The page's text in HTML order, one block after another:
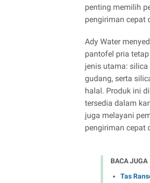
penting memilih
pengiriman cepat
Ady Water
pantofel pria
jenis utama:
gudang, serta
halal. Produk ini
tersedia dalam
juga melayani
pengiriman cepat
BACA JUGA
Tas